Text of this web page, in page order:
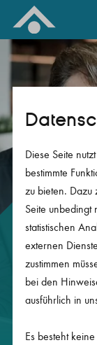
Zum Inhalt
Gut zu
Fragen
Anhand von
Diese Seite
bestimmte
zu bieten. Dazu
Seite unbedingt
statistischen
externen
zustimmen
bei den
ausführlich in
Es besteht